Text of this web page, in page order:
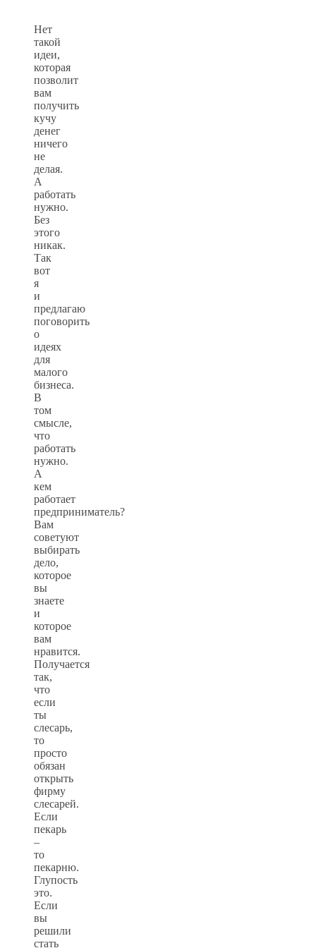
Нет
такой
идеи,
которая
позволит
вам
получить
кучу
денег
ничего
не
делая.
А
работать
нужно.
Без
этого
никак.
Так
вот
я
и
предлагаю
поговорить
о
идеях
для
малого
бизнеса.
В
том
смысле,
что
работать
нужно.
А
кем
работает
предприниматель?
Вам
советуют
выбирать
дело,
которое
вы
знаете
и
которое
вам
нравится.
Получается
так,
что
если
ты
слесарь,
то
просто
обязан
открыть
фирму
слесарей.
Если
пекарь
–
то
пекарню.
Глупость
это.
Если
вы
решили
стать